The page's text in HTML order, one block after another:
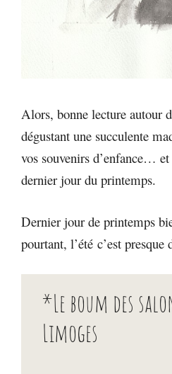
Alors, bonne lecture autour
dégustant une succulente
vos souvenirs d’enfance…
dernier jour du printemps.
Dernier jour de printemps
pourtant, l’été c’est presque
*Le boum des
Limoges